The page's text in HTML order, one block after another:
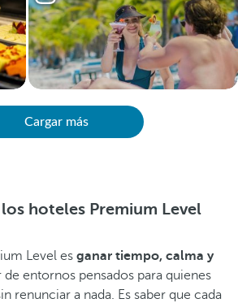
Cargar más
hoteles Premium Level
Level es ganar tiempo, calma y
de entornos pensados para quienes
renunciar a nada. Es saber que cada